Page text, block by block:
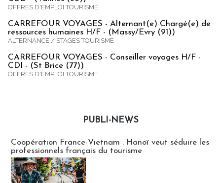
OFFRES D'EMPLOI TOURISME
CARREFOUR VOYAGES - Alternant(e) Chargé(e) de
ressources humaines H/F - (Massy/Evry (91))
ALTERNANCE / STAGES TOURISME
CARREFOUR VOYAGES - Conseiller voyages H/F -
CDI - (St Brice (77))
OFFRES D'EMPLOI TOURISME
PUBLI-NEWS
Coopération France-Vietnam : Hanoï veut séduire les
professionnels français du tourisme